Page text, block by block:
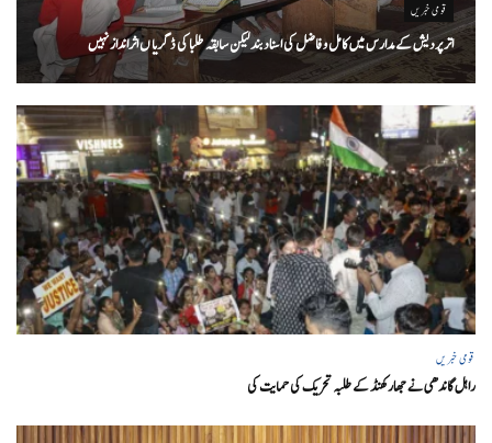
قومی خبریں
اتر پردیش کےمدارس میں کامل و فاضل کی اسناد بند لیکن سابقہ طلبا کی ڈگریا ں اثرانداز نہیں
قومی خبریں
راہل گاندھی نے جھارکھنڈ کے طلبہ تحریک کی حمایت کی